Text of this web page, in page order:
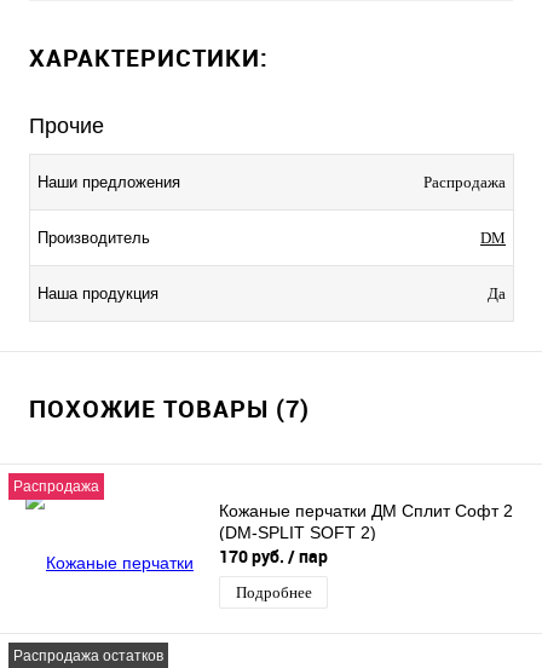
ХАРАКТЕРИСТИКИ:
Прочие
Наши предложения Распродажа
Производитель DM
Наша продукция Да
ПОХОЖИЕ ТОВАРЫ (7)
Распродажа
Кожаные перчатки ДМ Сплит Софт 2
(DM-SPLIT SOFT 2)
170 руб. / пар
Подробнее
Распродажа остатков